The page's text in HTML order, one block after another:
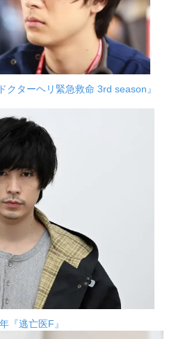
クターヘリ緊急救命 3rd season』
『逃亡医F』